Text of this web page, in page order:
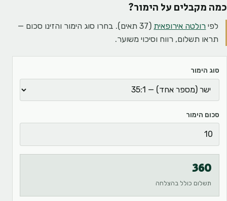
כמה מקבלים על הימור?
לפי רולטה אירופאית
(37 תאים). בחרו סוג הימור והזינו סכום —
תראו תשלום, רווח וסיכוי משוער.
סוג הימור
סכום הימור
360
תשלום כולל בהצלחה